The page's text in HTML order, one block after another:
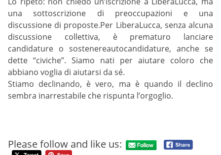
una sottoscrizione di preoccupazioni e una
discussione di proposte.Per LiberaLucca, senza alcuna
discussione collettiva, è prematuro lanciare
candidature o sostenereautocandidature, anche se
dette “civiche”. Siamo nati per aiutare coloro che
abbiano voglia di aiutarsi da sé.
Stiamo declinando, è vero, ma è quando il declino
sembra inarrestabile che rispunta l’orgoglio.
Please follow and like us: